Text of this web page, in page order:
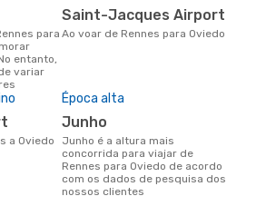
entanto,
variar
Saint-Jacques Airport
Ao voar de Rennes para Oviedo
a Oviedo
Época alta
junho
junho é a altura mais
concorrida para viajar de
Rennes para Oviedo de acordo
com os dados de pesquisa dos
nossos clientes